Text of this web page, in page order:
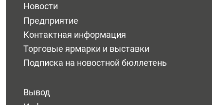
Новости
Предприятие
Контактная информация
Торговые ярмарки и выставки
Подписка на новостной бюллетень
Вывод